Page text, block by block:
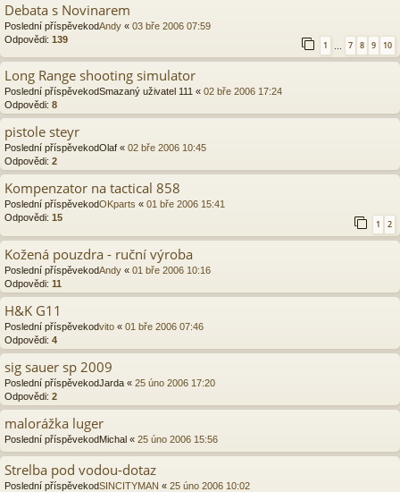
Debata s Novinarem
Poslední příspěvekodAndy « 03 bře 2006 07:59
Odpovědi: 139
1 … 7 8 9 10
Long Range shooting simulator
Poslední příspěvekodSmazaný uživatel 111 « 02 bře 2006 17:24
Odpovědi: 8
pistole steyr
Poslední příspěvekodOlaf « 02 bře 2006 10:45
Odpovědi: 2
Kompenzator na tactical 858
Poslední příspěvekodOKparts « 01 bře 2006 15:41
Odpovědi: 15
1 2
Kožená pouzdra - ruční výroba
Poslední příspěvekodAndy « 01 bře 2006 10:16
Odpovědi: 11
H&K G11
Poslední příspěvekodvito « 01 bře 2006 07:46
Odpovědi: 4
sig sauer sp 2009
Poslední příspěvekodJarda « 25 úno 2006 17:20
Odpovědi: 2
malorážka luger
Poslední příspěvekodMichal « 25 úno 2006 15:56
Strelba pod vodou-dotaz
Poslední příspěvekodSINCITYMAN « 25 úno 2006 10:02